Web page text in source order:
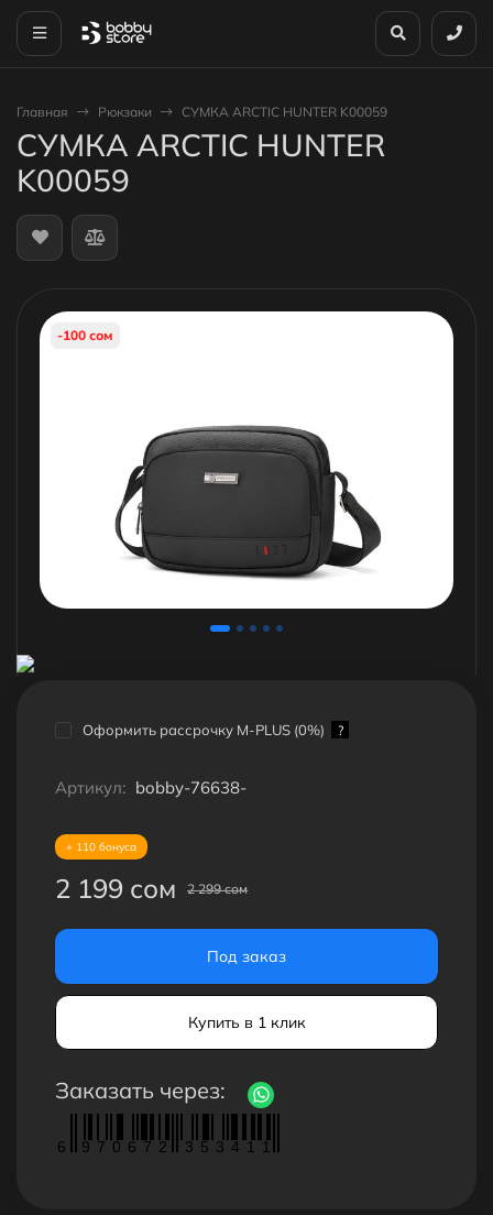
Главная Рюкзаки СУМКА ARCTIC HUNTER K00059
СУМКА ARCTIC HUNTER
K00059
-100 сом
Оформить рассрочку M-PLUS (0%) ?
Артикул: bobby-76638-
+ 110 бонуса
2 199 сом 2 299 сом
Под заказ
Купить в 1 клик
Заказать через:
6 9 7 0 6 7 2 3 5 3 4 1 1